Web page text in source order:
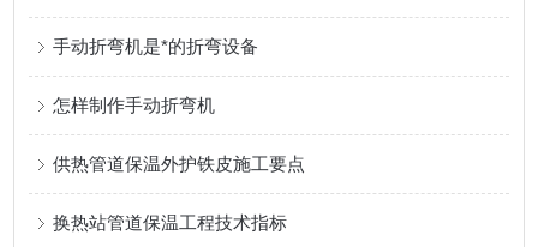
手动折弯机是*的折弯设备
怎样制作手动折弯机
供热管道保温外护铁皮施工要点
换热站管道保温工程技术指标